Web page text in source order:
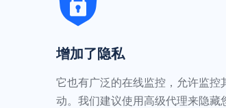
增加了隐私
它也有广泛的在线监控，允许监控
动。我们建议使用高级代理来隐